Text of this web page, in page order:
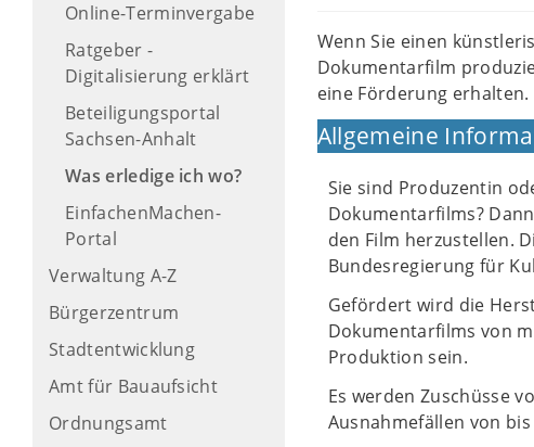
Online-Terminvergabe
Ratgeber -
Digitalisierung erklärt
Beteiligungsportal
Sachsen-Anhalt
Was erledige ich wo?
EinfachenMachen-
Portal
Verwaltung A-Z
Bürgerzentrum
Stadtentwicklung
Amt für Bauaufsicht
Ordnungsamt
Wenn Sie einen
Dokumentarfilm
eine Förderung erhalten.
Allgemeine
Sie sind Produzentin
Dokumentarfilms?
den Film herzustellen.
Bundesregierung für
Gefördert wird die
Dokumentarfilms von
Produktion sein.
Es werden Zuschüsse
Ausnahmefällen von bis